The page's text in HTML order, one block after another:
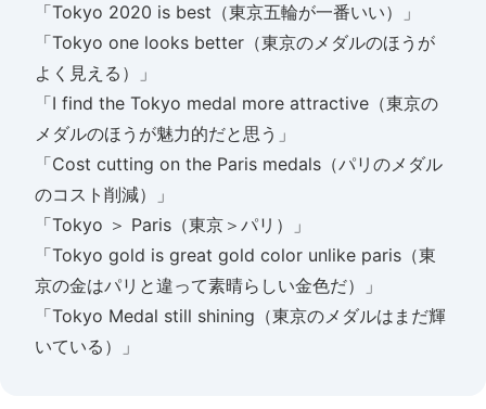
「Tokyo 2020 is best（東京五輪が一番いい）」
「Tokyo one looks better（東京のメダルのほうが
よく見える）」
「I find the Tokyo medal more attractive（東京の
メダルのほうが魅力的だと思う」
「Cost cutting on the Paris medals（パリのメダル
のコスト削減）」
「Tokyo ＞ Paris（東京＞パリ）」
「Tokyo gold is great gold color unlike paris（東
京の金はパリと違って素晴らしい金色だ）」
「Tokyo Medal still shining（東京のメダルはまだ輝
いている）」